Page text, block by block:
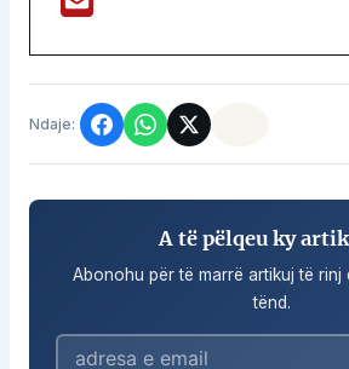
Ndaje:
A të pëlqeu ky
Abonohu për të marrë artikuj të rinj
tënd.